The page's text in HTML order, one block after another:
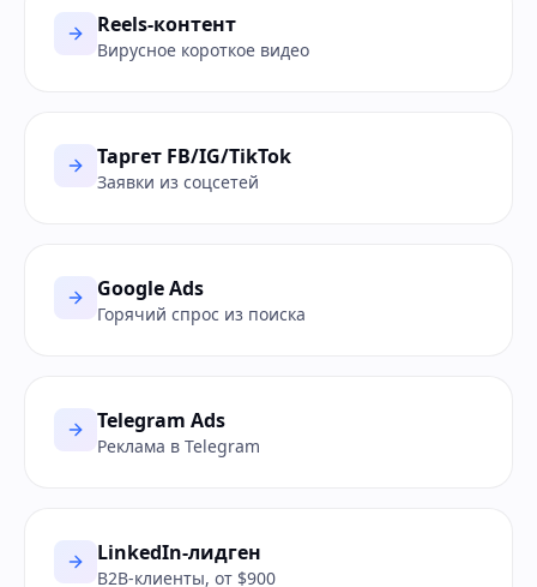
Reels-контент
Вирусное короткое видео
Таргет FB/IG/TikTok
Заявки из соцсетей
Google Ads
Горячий спрос из поиска
Telegram Ads
Реклама в Telegram
LinkedIn-лидген
B2B-клиенты, от $900